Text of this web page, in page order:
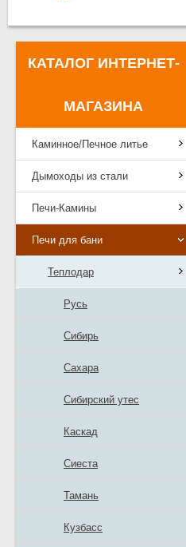
КАТАЛОГ ИНТЕРНЕТ-
МАГАЗИНА
Каминное/Печное литье
Дымоходы из стали
Печи-Камины
Печи для бани
Теплодар
Русь
Сибирь
Сахара
Сибирский утес
Каскад
Сиеста
Тамань
Кузбасс